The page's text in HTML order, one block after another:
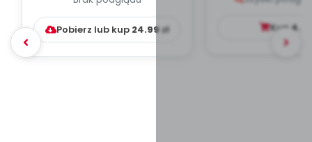
DYDAKTYC...
Pobierz lub kup 24.99zł Kup